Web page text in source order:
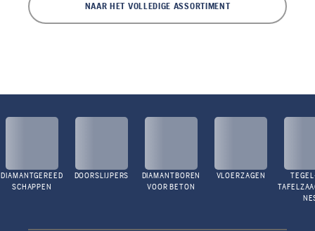
NAAR HET VOLLEDIGE ASSORTIMENT
DIAMANTGEREED
SCHAPPEN
DOORSLIJPERS
DIAMANTBOREN
VOOR BETON
VLOERZAGEN